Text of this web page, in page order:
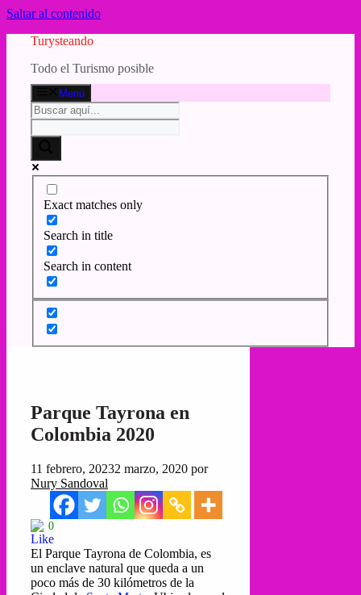
Saltar al contenido
Turysteando
Todo el Turismo posible
Menú
Exact matches only
Search in title
Search in content
Parque Tayrona en
Colombia 2020
11 febrero, 20232 marzo, 2020 por
Nury Sandoval
0
El Parque Tayrona de Colombia, es
un enclave natural que queda a un
poco más de 30 kilómetros de la